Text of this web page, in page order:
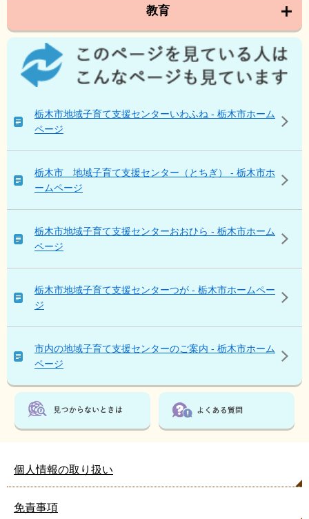
教育
こ
を
て
る
は
ん
ジ
い
ま
す
栃木市地域子育て支援センターいわふね - 栃木市ホーム
ページ
栃木市 地域子育て支援センター（とちぎ） - 栃木市ホ
ームページ
栃木市地域子育て支援センターおおひら - 栃木市ホーム
ページ
栃木市地域子育て支援センターつが - 栃木市ホームペー
ジ
市内の地域子育て支援センターのご案内 - 栃木市ホーム
ページ
個人情報の取り扱い
免責事項